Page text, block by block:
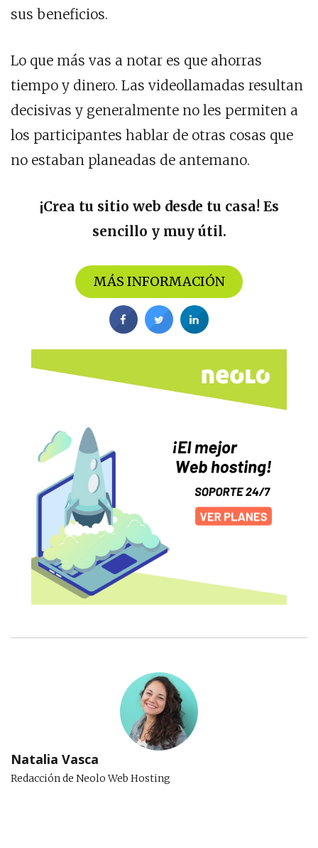
sus beneficios.
Lo que más vas a notar es que ahorras
tiempo y dinero. Las videollamadas resultan
decisivas y generalmente no les permiten a
los participantes hablar de otras cosas que
no estaban planeadas de antemano.
¡Crea tu sitio web desde tu casa! Es
sencillo y muy útil.
MÁS INFORMACIÓN
Natalia Vasca
Redacción de Neolo Web Hosting